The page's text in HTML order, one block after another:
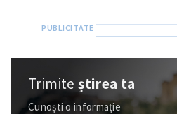
Trimiteștirea ta
Cunoști o informație